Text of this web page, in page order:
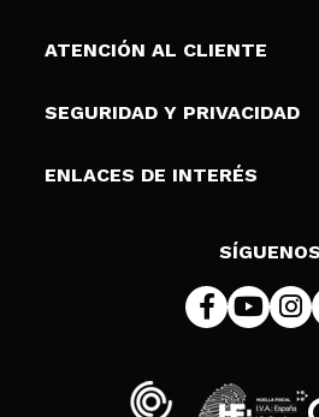
Sobre nosotros
Tarjetas de Regalo
ATENCIÓN AL CLIENTE
Envíos y devoluciones
Formas de pago
SEGURIDAD Y PRIVACIDAD
Terminos y condiciones de
Política de cookies
ENLACES DE INTERÉS
SÍGUENOS